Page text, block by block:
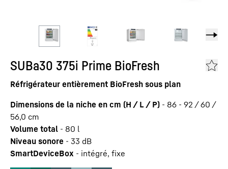
SUBa30 375i Prime BioFresh
Réfrigérateur entièrement BioFresh sous plan
Dimensions de la niche en cm (H / L / P) - 86 - 92 / 60 /
56,0 cm
Volume total - 80 l
Niveau sonore - 33 dB
SmartDeviceBox - intégré, fixe